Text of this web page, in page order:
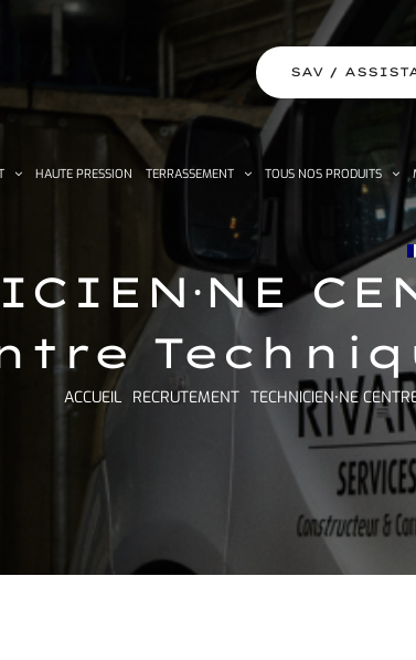
SAV /
HAUTE PRESSION TERRASSEMENT TOUS NOS PRODUITS
ACCUEIL RECRUTEMENT TECHNICIEN⸱NE